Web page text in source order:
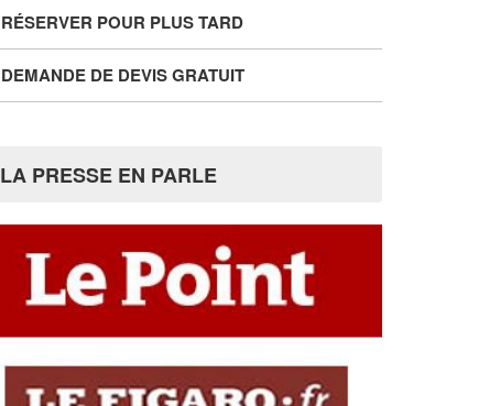
RÉSERVER POUR PLUS TARD
DEMANDE DE DEVIS GRATUIT
LA PRESSE EN PARLE